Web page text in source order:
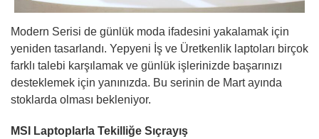
Modern Serisi de günlük moda ifadesini yakalamak için
yeniden tasarlandı. Yepyeni İş ve Üretkenlik laptoları birçok
farklı talebi karşılamak ve günlük işlerinizde başarınızı
desteklemek için yanınızda. Bu serinin de Mart ayında
stoklarda olması bekleniyor.
MSI Laptoplarla Tekilliğe Sıçrayış